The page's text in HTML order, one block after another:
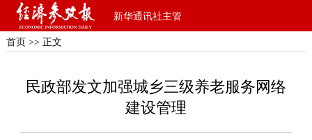
新华通讯社主管
首页 >> 正文
民政部发文加强城乡三级养老服务网络
建设管理